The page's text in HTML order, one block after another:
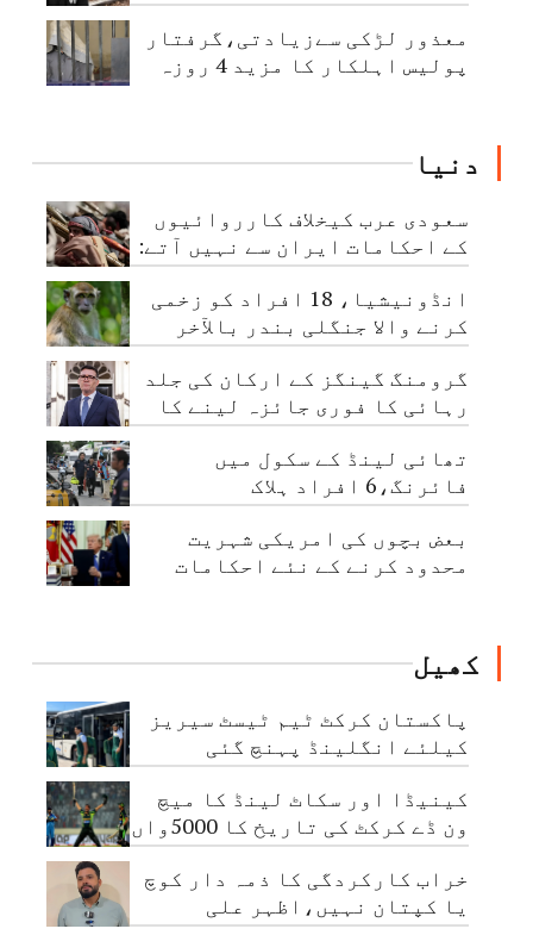
معذور لڑکی سےزیادتی،گرفتار
پولیس اہلکار کا مزید 4 روزہ
دنیا
سعودی عرب کیخلاف کارروائیوں
کے احکامات ایران سے نہیں آتے:
حوثی عہدیدار
انڈونیشیا، 18 افراد کو زخمی
کرنے والا جنگلی بندر بالآخر
قابو کرلیا گیا
گرومنگ گینگز کے ارکان کی جلد
رہائی کا فوری جائزہ لینے کا
حکم
تھائی لینڈ کے سکول میں
فائرنگ،6 افراد ہلاک
بعض بچوں کی امریکی شہریت
محدود کرنے کے نئے احکامات
کھیل
پاکستان کرکٹ ٹیم ٹیسٹ سیریز
کیلئے انگلینڈ پہنچ گئی
کینیڈا اور سکاٹ لینڈ کا میچ
ون ڈے کرکٹ کی تاریخ کا 5000واں
مقابلہ
خراب کارکردگی کا ذمہ دار کوچ
یا کپتان نہیں،اظہر علی